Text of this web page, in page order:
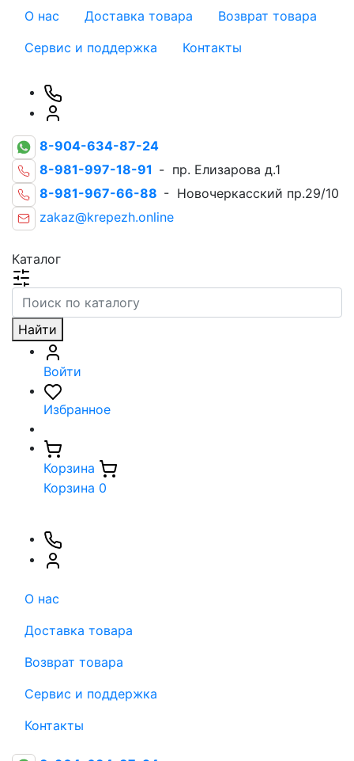
О нас Доставка товара
Возврат товара
Сервис и поддержка
Контакты
8-904-634-87-24
8-981-997-18-91 - пр. Елизарова д.1
8-981-967-66-88 - Новочеркасский пр.29/10
zakaz@krepezh.online
Каталог
Найти
Войти
Избранное
Корзина
Корзина 0
О нас
Доставка товара
Возврат товара
Сервис и поддержка
Контакты